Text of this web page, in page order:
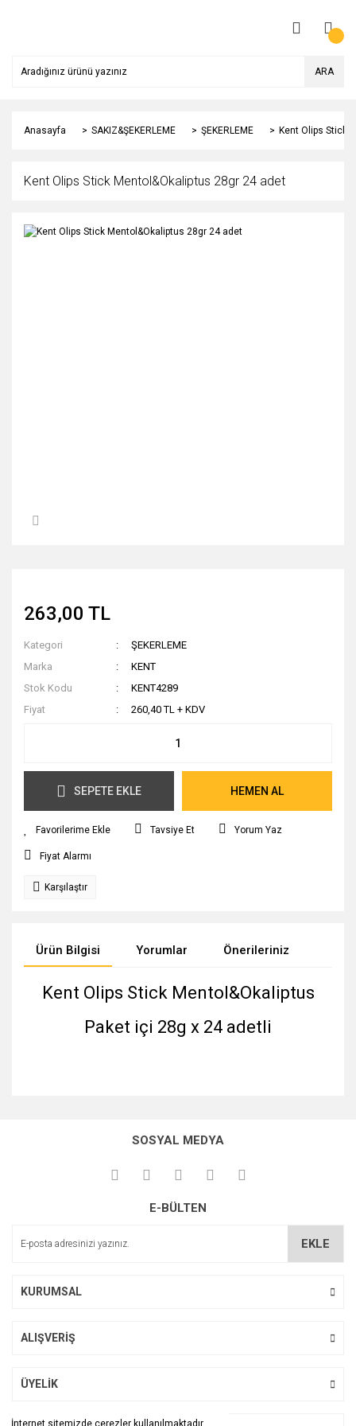
ARA
Anasayfa SAKIZ&ŞEKERLEME ŞEKERLEME Kent Olips Stick
Kent Olips Stick Mentol&Okaliptus 28gr 24 adet
263,00 TL
Kategori
ŞEKERLEME
Marka
KENT
Stok Kodu
KENT4289
Fiyat
260,40 TL + KDV
SEPETE EKLE HEMEN AL
Tavsiye Et Yorum Yaz
Fiyat Alarmı
Karşılaştır
Ürün Bilgisi Yorumlar Önerileriniz
Kent Olips Stick Mentol&Okaliptus
Paket içi 28g x 24 adetli
HAKAN ALPER | 07/10/2024
Sorunsuz alışveriş
kullanarak tarafımıza iletebilirsiniz.
Görüş ve önerileriniz için teşekkür ederiz.
Ürün açıklamasında eksik bilgiler bulunuyor.
SOSYAL MEDYA
E-BÜLTEN
EKLE
KURUMSAL
ALIŞVERİŞ
ÜYELİK